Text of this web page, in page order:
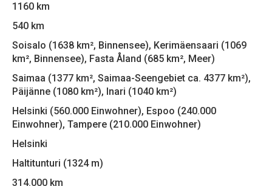
1160 km
540 km
Soisalo (1638 km², Binnensee), Kerimäensaari (1069
km², Binnensee), Fasta Åland (685 km², Meer)
Saimaa (1377 km², Saimaa-Seengebiet ca. 4377 km²),
Päijänne (1080 km²), Inari (1040 km²)
Helsinki (560.000 Einwohner), Espoo (240.000
Einwohner), Tampere (210.000 Einwohner)
Helsinki
Haltitunturi (1324 m)
314.000 km